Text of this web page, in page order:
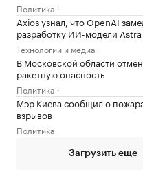
Политика
Axios узнал, что OpenAI
разработку ИИ-модели Astra
Технологии и медиа
В Московской области
ракетную опасность
Политика
Мэр Киева сообщил о
взрывов
Политика
Загрузить еще